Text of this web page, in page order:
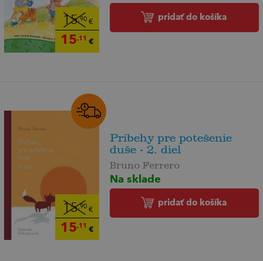
15,90€
15,11 €
pridať do košíka
15,90€
15,11 €
Príbehy pre potešenie
duše - 2. diel
Bruno Ferrero
Na sklade
pridať do košíka